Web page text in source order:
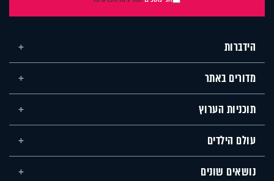
הידברות
מדורים באתר
תוכניות הערוץ
עולם הילדים
נושאים שונים